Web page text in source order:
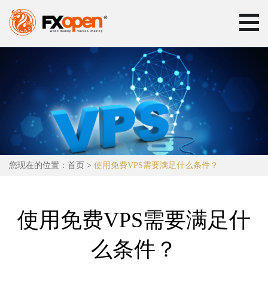
您现在的位置： 首页 > 使用免费VPS需要满足什么条件？
使用免费VPS需要满足什
么条件？